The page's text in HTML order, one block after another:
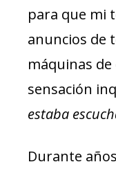
para que mi
anuncios de
máquinas de
sensación
estaba
Durante